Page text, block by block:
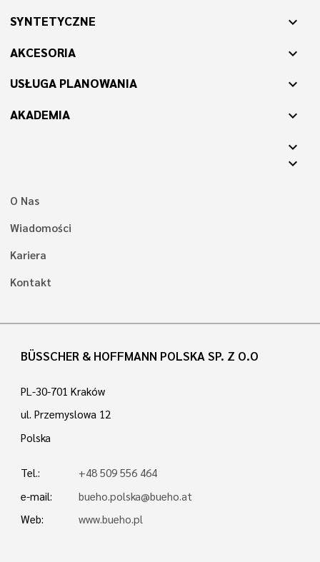
SYNTETYCZNE expand_more
AKCESORIA expand_more
USŁUGA PLANOWANIA expand_more
AKADEMIA
expand_more
expand_more
expand_more
O Nas
Wiadomości
Kariera
Kontakt
BÜSSCHER & HOFFMANN POLSKA SP. Z O.O
PL-30-701 Kraków
ul. Przemyslowa 12
Polska
Tel.:
+48 509 556 464
e-mail:
bueho.polska@bueho.at
Web:
www.bueho.pl